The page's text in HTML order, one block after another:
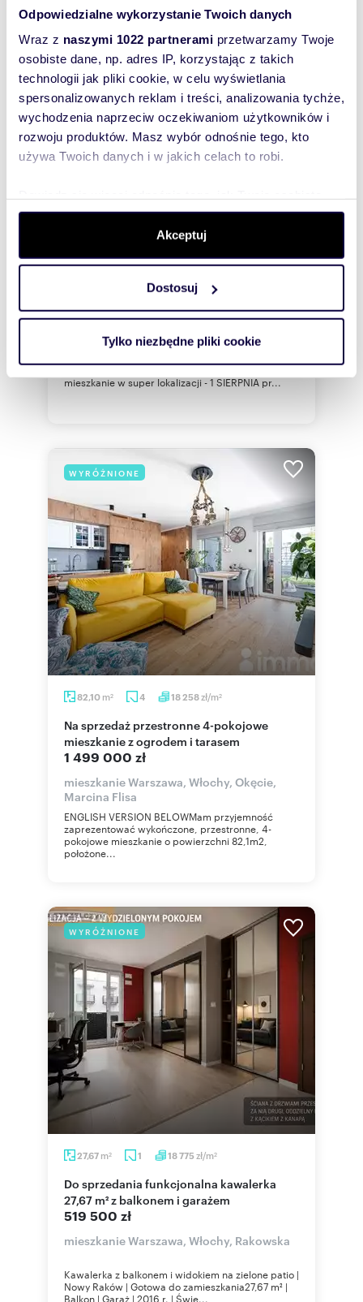
Odpowiedzialne wykorzystanie Twoich danych
Wraz z naszymi 1022 partnerami przetwarzamy Twoje
osobiste dane, np. adres IP, korzystając z takich
technologii jak pliki cookie, w celu wyświetlania
spersonalizowanych reklam i treści, analizowania tychże,
wychodzenia naprzeciw oczekiwaniom użytkowników i
rozwoju produktów. Masz wybór odnośnie tego, kto
używa Twoich danych i w jakich celach to robi.
dane są przetwarzane oraz ustaw własne preferencje w
. W Deklaracji plików cookie możesz
zmienić lub wycofać swoją zgodę w dowolnej chwili.
Wykorzystujemy pliki cookie do spersonalizowania treści
i reklam, aby oferować funkcje społecznościowe i
korzystasz z naszej witryny, udostępniamy partnerom
Partnerzy mogą połączyć te informacje z innymi danymi
Akceptuj
Dostosuj
Tylko niezbędne pliki cookie
WYRÓŻNIONE
19 310zł/m
Przestronne 1-pokojowe mieszkanie 29 m²
mieszkanie Warszawa, Włochy, 1 Sierpnia
.Oferujemy Państwu do sprzedaży 1-pokojowe
mieszkanie w super lokalizacji - 1 SIERPNIA pr...
WYRÓŻNIONE
82,10 m2 4 18 258zł/m2
Na sprzedaż przestronne 4-pokojowe
mieszkanie z ogrodem i tarasem
1 499 000 zł
mieszkanie Warszawa, Włochy, Okęcie,
Marcina Flisa
ENGLISH VERSION BELOWMam przyjemność
zaprezentować wykończone, przestronne, 4-
pokojowe mieszkanie o powierzchni 82,1m2,
położone...
WYRÓŻNIONE
27,67 m2 1 18 775 zł/m2
Do sprzedania funkcjonalna kawalerka
27,67 m² z balkonem i garażem
519 500 zł
mieszkanie Warszawa, Włochy, Rakowska
Kawalerka z balkonem i widokiem na zielone patio |
Nowy Raków | Gotowa do zamieszkania27,67 m² |
Balkon | Garaż | 2016 r. | Świe...